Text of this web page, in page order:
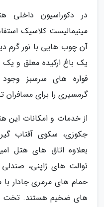
در دکوراسیون داخلی
مینیمالیست کلاسیک
آن چوب هایی با نور گرم
یک باغ ارکیده معلق و یک
فواره های سرسبز
گرمسیری را برای مسافران
از خدمات و امکانات این
جکوزی، سکوی آفتاب
بعلاوه اتاق های هتل
توالت های ژاپنی،
حمام های مرمری جادار
های ضخیم هستند. تخت